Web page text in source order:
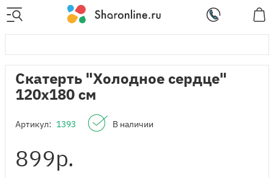
Скатерть "Холодное сердце"
120х180 см
Артикул: 1393 В наличии
899р.